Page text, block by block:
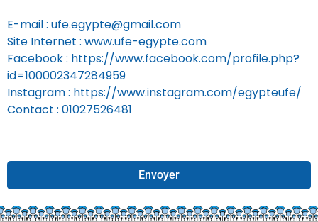
E-mail : ufe.egypte@gmail.com
Site Internet : www.ufe-egypte.com
Facebook : https://www.facebook.com/profile.php?
id=100002347284959
Instagram : https://www.instagram.com/egypteufe/
Contact : 01027526481
Envoyer